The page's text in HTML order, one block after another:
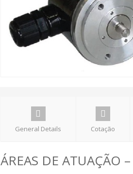
General Details Cotação
ÁREAS DE ATUAÇÃO